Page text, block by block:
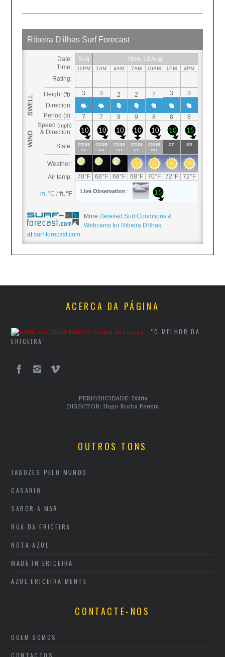
More Detailed Surf Conditions &
Webcams for Ribeira D'ilhas
atsurf-forecast.com.
ACERCA DA PÁGINA
"O MELHOR DA
ERICEIRA"
PERIODICIDADE: Diária
DIRECTOR: Hugo Rocha Pereira
OUTROS TONS
JAGOZES PELO MUNDO
CASARIO
SABOR A MAR
RUA DA ERICEIRA
NOTA AZUL
MADE IN ERICEIRA
AZUL ERICEIRA MENTE
CONTACTE-NOS
QUEM SOMOS
CONTACTOS